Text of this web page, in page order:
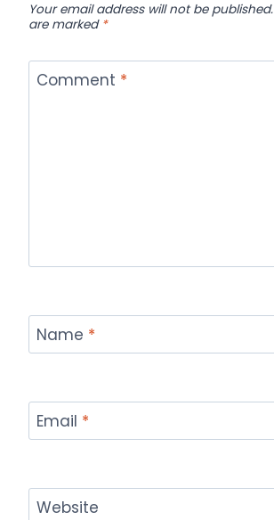
Your email address will not be published.
are marked *
Comment *
Name *
Email *
Website